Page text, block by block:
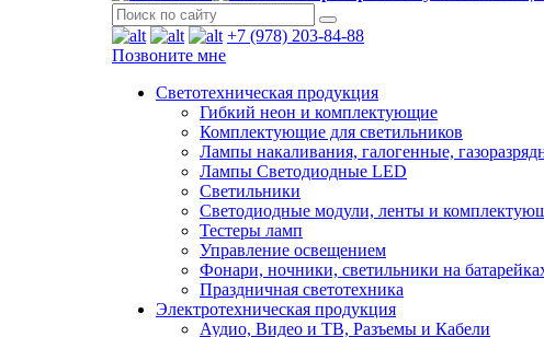
+7 (978) 203-84-88
Позвоните мне
Светотехническая продукция
Гибкий неон и комплектующие
Комплектующие для светильников
Лампы накаливания, галогенные,
Лампы Светодиодные LED
Светильники
Светодиодные модули, ленты и
Тестеры ламп
Управление освещением
Фонари, ночники, светильники на
Праздничная светотехника
Электротехническая продукция
Аудио, Видео и ТВ, Разъемы и Кабели